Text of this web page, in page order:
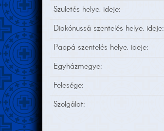
Születés helye, ideje:
Diakónussá szentelés helye, ideje:
Pappá szentelés helye, ideje:
Egyházmegye:
Felesége:
Szolgálat: